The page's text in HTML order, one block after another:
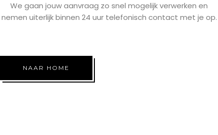
We gaan jouw aanvraag zo snel mogelijk verwerken en
nemen uiterlijk binnen 24 uur telefonisch contact met je op.
NAAR HOME